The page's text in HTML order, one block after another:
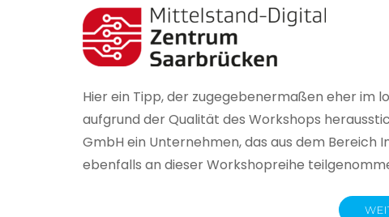
in
Deutschland
Hier ein Tipp, der zugegebenermaßen eher im
aufgrund der Qualität des Workshops
GmbH ein Unternehmen, das aus dem
ebenfalls an dieser Workshopreihe